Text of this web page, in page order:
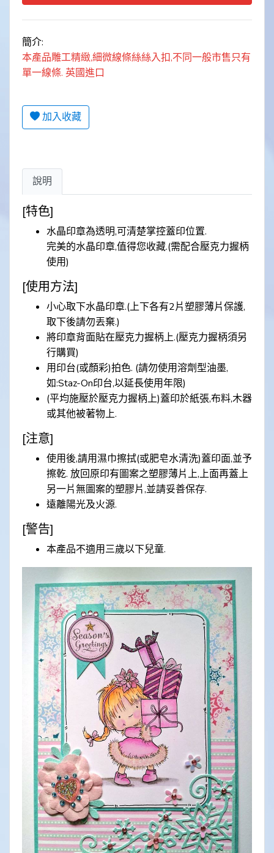
簡介:
本產品雕工精緻,細微線條絲絲入扣,不同一般市售只有
單一線條. 英國進口
加入收藏
說明
[特色]
水晶印章為透明,可清楚掌控蓋印位置.
完美的水晶印章,值得您收藏.(需配合壓克力握柄
使用)
[使用方法]
小心取下水晶印章.(上下各有2片塑膠薄片保護,
取下後請勿丟棄.)
將印章背面貼在壓克力握柄上.(壓克力握柄須另
行購買)
用印台(或顏彩)拍色. (請勿使用溶劑型油墨,
如:Staz-On印台,以延長使用年限)
(平均施壓於壓克力握柄上)蓋印於紙張,布料,木器
或其他被著物上.
[注意]
使用後,請用濕巾擦拭(或肥皂水清洗)蓋印面,並予
擦乾. 放回原印有圖案之塑膠薄片上,上面再蓋上
另一片無圖案的塑膠片,並請妥善保存.
遠離陽光及火源.
[警告]
本產品不適用三歲以下兒童.